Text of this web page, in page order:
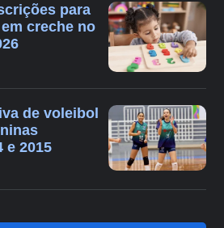
para
creche no
de voleibol
e 2015